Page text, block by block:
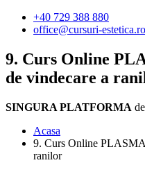
+40 729 388 880
office@cursuri-estetica.ro
9. Curs Online
de vindecare a
SINGURA PLATFORMA
Acasa
9. Curs Online
ranilor